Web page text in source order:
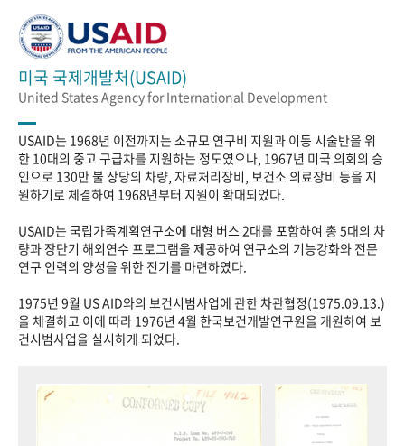
미국 국제개발처(USAID)
United States Agency for International Development
USAID는 1968년 이전까지는 소규모 연구비 지원과 이동 시술반을 위
한 10대의 중고 구급차를 지원하는 정도였으나, 1967년 미국 의회의 승
인으로 130만 불 상당의 차량, 자료처리장비, 보건소 의료장비 등을 지
원하기로 체결하여 1968년부터 지원이 확대되었다.
USAID는 국립가족계획연구소에 대형 버스 2대를 포함하여 총 5대의 차
량과 장단기 해외연수 프로그램을 제공하여 연구소의 기능강화와 전문
연구 인력의 양성을 위한 전기를 마련하였다.
1975년 9월 US AID와의 보건시범사업에 관한 차관협정(1975.09.13.)
을 체결하고 이에 따라 1976년 4월 한국보건개발연구원을 개원하여 보
건시범사업을 실시하게 되었다.